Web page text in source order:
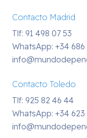
Contacto Madrid
Tlf: 91 498 07 53
WhatsApp: +34 686
Contacto Toledo
Tlf: 925 82 46 44
WhatsApp: +34 623